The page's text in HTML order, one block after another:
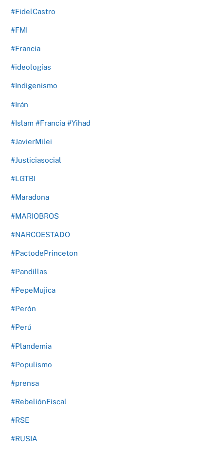
#FidelCastro
#FMI
#Francia
#ideologías
#Indigenismo
#Irán
#Islam #Francia #Yihad
#JavierMilei
#Justiciasocial
#LGTBI
#Maradona
#MARIOBROS
#NARCOESTADO
#PactodePrinceton
#Pandillas
#PepeMujica
#Perón
#Perú
#Plandemia
#Populismo
#prensa
#RebeliónFiscal
#RSE
#RUSIA